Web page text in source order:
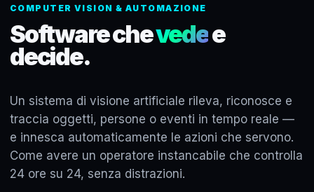
COMPUTER VISION & AUTOMAZIONE
Software chevedee
decide.
Un sistema di visione artificiale rileva, riconosce e
traccia oggetti, persone o eventi in tempo reale —
e innesca automaticamente le azioni che servono.
Come avere un operatore instancabile che controlla
24 ore su 24, senza distrazioni.